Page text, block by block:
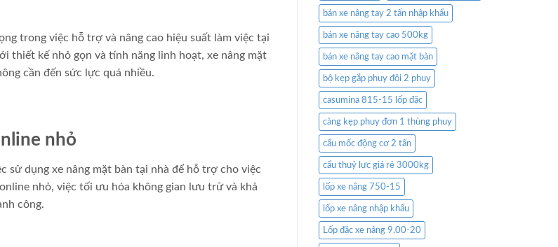
trong việc hỗ trợ và nâng cao hiệu suất làm việc tại
thiết kế nhỏ gọn và tính năng linh hoạt, xe nâng mặt
cần đến sức lực quá nhiều.
nhỏ
sử dụng xe nâng mặt bàn tại nhà để hỗ trợ cho việc
nhỏ, việc tối ưu hóa không gian lưu trữ và khả
công.
bán xe nâng tay 2 tấn nhập khẩu
bán xe nâng tay cao 500kg
bán xe nâng tay cao mặt bàn
bộ kẹp gắp phuy đôi 2 phuy
casumina 815-15 lốp đặc
càng kẹp phuy đơn 1 thùng phuy
cẩu mốc động cơ 2 tấn
cẩu thuỷ lực giá rẻ 3000kg
lốp xe nâng 750-15
lốp xe nâng nhập khẩu
Lốp đặc xe nâng 9.00-20